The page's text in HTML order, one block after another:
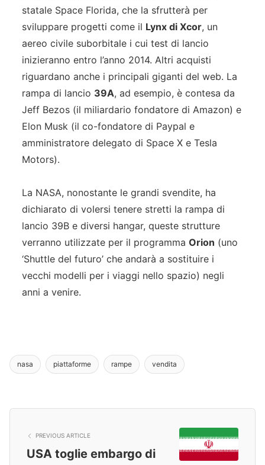
statale Space Florida, che la sfrutterà per
sviluppare progetti come il Lynx di Xcor, un
aereo civile suborbitale i cui test di lancio
inizieranno entro l’anno 2014. Altri acquisti
riguardano anche i principali giganti del web. La
rampa di lancio 39A, ad esempio, è contesa da
Jeff Bezos (il miliardario fondatore di Amazon) e
Elon Musk (il co-fondatore di Paypal e
amministratore delegato di Space X e Tesla
Motors).
La NASA, nonostante le grandi svendite, ha
dichiarato di volersi tenere stretti la rampa di
lancio 39B e diversi hangar, queste strutture
verranno utilizzate per il programma Orion (uno
‘Shuttle del futuro’ che andarà a sostituire i
vecchi modelli per i viaggi nello spazio) negli
anni a venire.
nasa piattaforme rampe vendita
PREVIOUS ARTICLE
USA toglie embargo di